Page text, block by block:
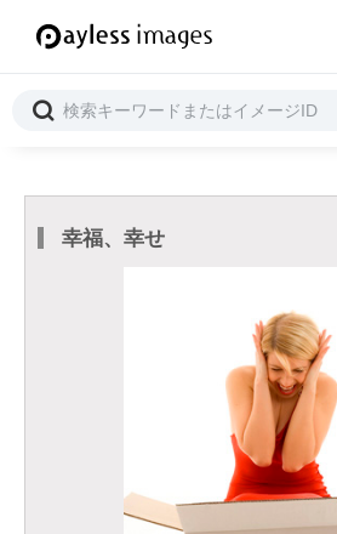
幸福、幸せ